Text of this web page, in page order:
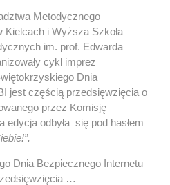
Metodycznego
Kielcach i Wyższa Szkoła
im. prof. Edwarda
cykl imprez
Dnia
jest częścią przedsięwzięcia o
przez Komisję
edycja odbyła się pod hasłem
Dnia Bezpiecznego Internetu
…